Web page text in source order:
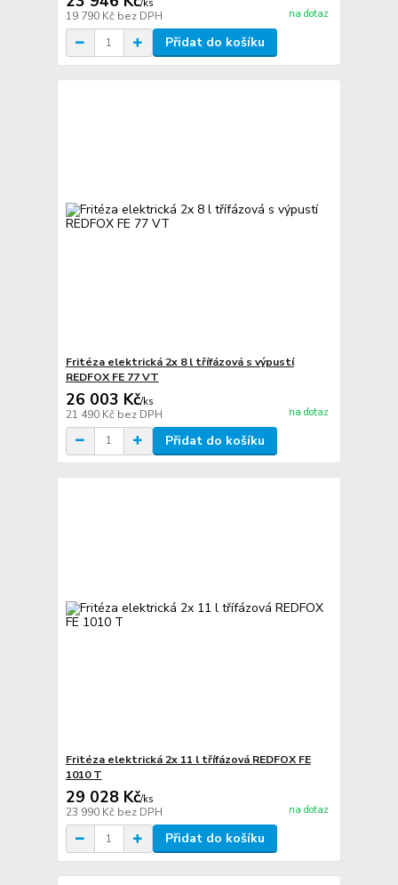
/ks
19 790 Kč bez DPH na dotaz
Přidat do košíku
Fritéza elektrická 2x 8 l třífázová s výpustí
REDFOX FE 77 VT
26 003 Kč/ks
21 490 Kč bez DPH na dotaz
Přidat do košíku
Fritéza elektrická 2x 11 l třífázová REDFOX FE
1010 T
29 028 Kč/ks
23 990 Kč bez DPH na dotaz
Přidat do košíku